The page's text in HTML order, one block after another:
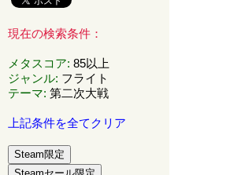
現在の検索条件：
メタスコア: 85以上
ジャンル: フライト
テーマ: 第二次大戦
上記条件を全てクリア